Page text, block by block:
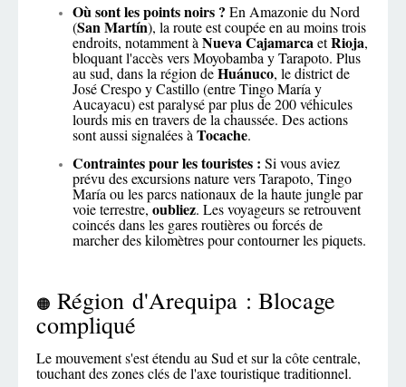
Où sont les points noirs ? En Amazonie du Nord
(San Martín), la route est coupée en au moins trois
endroits, notamment àNueva CajamarcaetRioja,
bloquant l'accès vers Moyobamba y Tarapoto. Plus
au sud, dans la région deHuánuco, le district de
José Crespo y Castillo (entre Tingo María y
Aucayacu) est paralysé par plus de 200 véhicules
lourds mis en travers de la chaussée. Des actions
sont aussi signalées àTocache.
Contraintes pour les touristes : Si vous aviez
prévu des excursions nature vers Tarapoto, Tingo
María ou les parcs nationaux de la haute jungle par
voie terrestre,oubliez. Les voyageurs se retrouvent
coincés dans les gares routières ou forcés de
marcher des kilomètres pour contourner les piquets.
🟠 Région d'Arequipa : Blocage
compliqué
Le mouvement s'est étendu au Sud et sur la côte centrale,
touchant des zones clés de l'axe touristique traditionnel.